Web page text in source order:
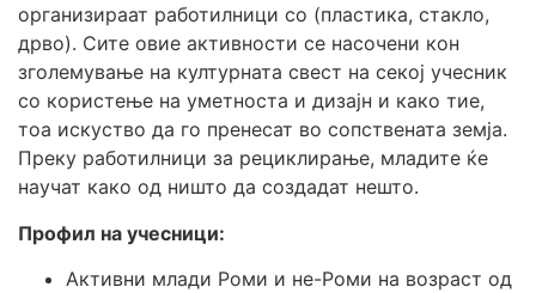
организираат работилници со (пластика, стакло,
дрво). Сите овие активности се насочени кон
зголемување на културната свест на секој учесник
со користење на уметноста и дизајн и како тие,
тоа искуство да го пренесат во сопствената земја.
Преку работилници за рециклирање, младите ќе
научат како од ништо да создадат нешто.
Профил на учесници:
Активни млади Роми и не-Роми на возраст од